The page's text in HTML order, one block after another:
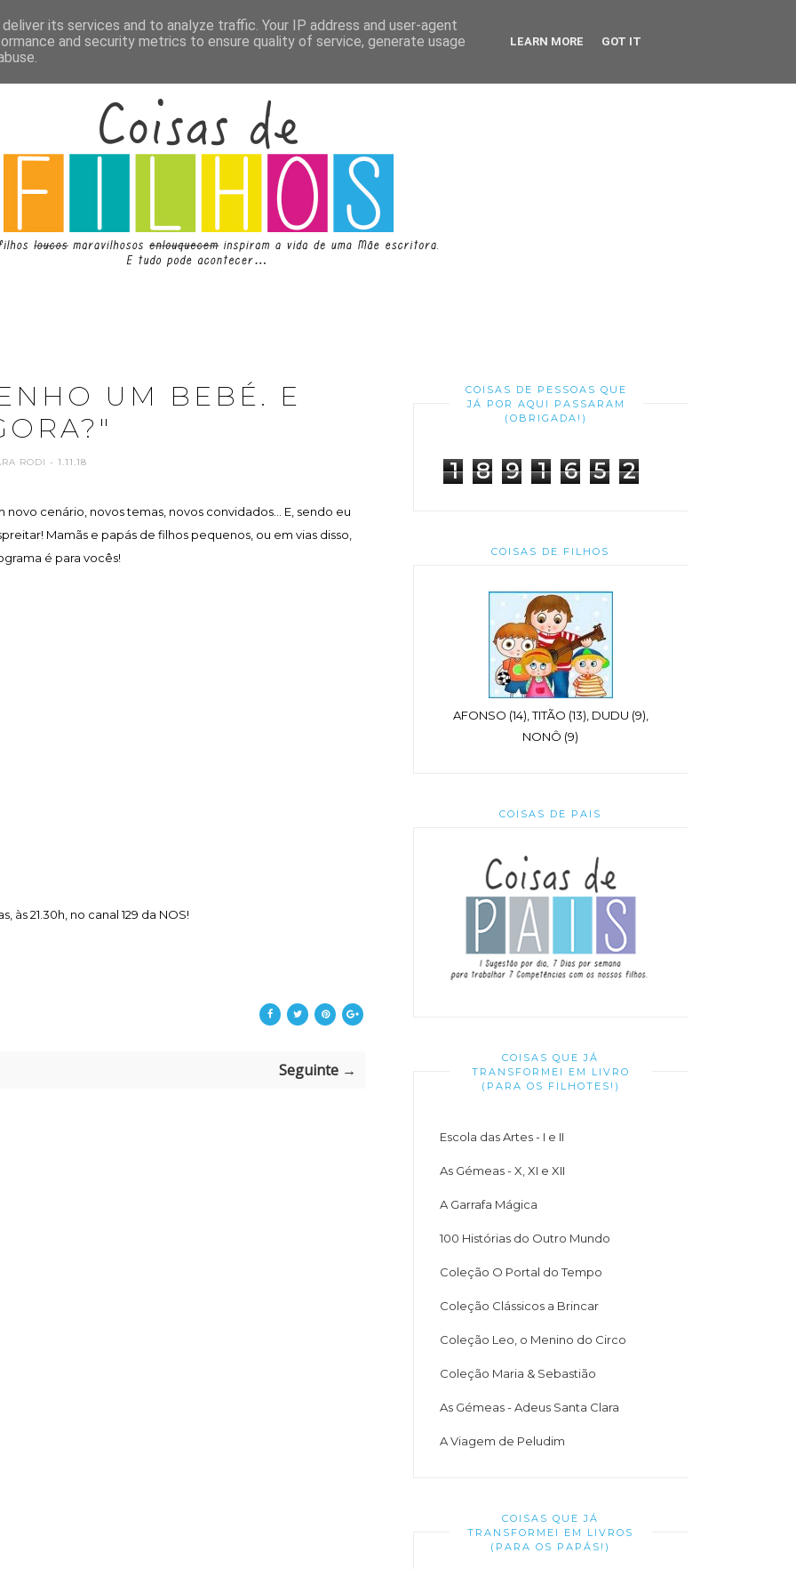
UM BEBÉ. E
RODI - 1.11.18
cenário, novos temas, novos convidados... E, sendo eu
Mamãs e papás de filhos pequenos, ou em vias disso,
é para vocês!
às 21.30h, no canal 129 da NOS!
Seguinte →
COISAS DE PESSOAS QUE
JÁ POR AQUI PASSARAM
(OBRIGADA!)
1 8 9 1 6 5 2
COISAS DE FILHOS
AFONSO (14), TITÃO (13), DUDU (9),
NONÔ (9)
COISAS DE PAIS
COISAS QUE JÁ
TRANSFORMEI EM LIVRO
(PARA OS FILHOTES!)
Escola das Artes - I e II
As Gémeas - X, XI e XII
A Garrafa Mágica
100 Histórias do Outro Mundo
Coleção O Portal do Tempo
Coleção Clássicos a Brincar
Coleção Leo, o Menino do Circo
Coleção Maria & Sebastião
As Gémeas - Adeus Santa Clara
A Viagem de Peludim
COISAS QUE JÁ
TRANSFORMEI EM LIVROS
(PARA OS PAPÁS!)
its services and to analyze traffic. Your IP address and user-agent
and security metrics to ensure quality of service, generate usage
LEARN MORE GOT IT